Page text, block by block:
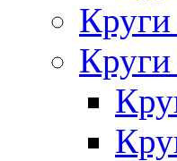
Круги